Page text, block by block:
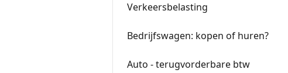
Verkeersbelasting
Bedrijfswagen: kopen of huren?
Auto - terugvorderbare btw